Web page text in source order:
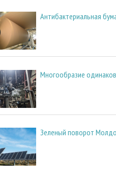
Антибактериальная
Многообразие
Зеленый поворот